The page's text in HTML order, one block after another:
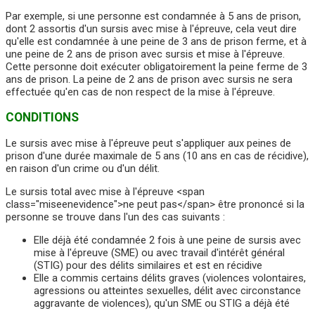
Par exemple, si une personne est condamnée à 5 ans de prison,
dont 2 assortis d'un sursis avec mise à l'épreuve, cela veut dire
qu'elle est condamnée à une peine de 3 ans de prison ferme, et à
une peine de 2 ans de prison avec sursis et mise à l'épreuve.
Cette personne doit exécuter obligatoirement la peine ferme de 3
ans de prison. La peine de 2 ans de prison avec sursis ne sera
effectuée qu'en cas de non respect de la mise à l'épreuve.
CONDITIONS
Le sursis avec mise à l'épreuve peut s'appliquer aux peines de
prison d'une durée maximale de 5 ans (10 ans en cas de récidive),
en raison d'un crime ou d'un délit.
Le sursis total avec mise à l'épreuve <span
class="miseenevidence">ne peut pas</span> être prononcé si la
personne se trouve dans l'un des cas suivants :
Elle déjà été condamnée 2 fois à une peine de sursis avec
mise à l'épreuve (SME) ou avec travail d'intérêt général
(STIG) pour des délits similaires et est en récidive
Elle a commis certains délits graves (violences volontaires,
agressions ou atteintes sexuelles, délit avec circonstance
aggravante de violences), qu'un SME ou STIG a déjà été